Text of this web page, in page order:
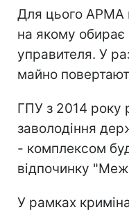
Для цього АРМА
на якому
управителя. У
майно
ГПУ з 2014 року
заволодіння
- комплексом
відпочинку
У рамках